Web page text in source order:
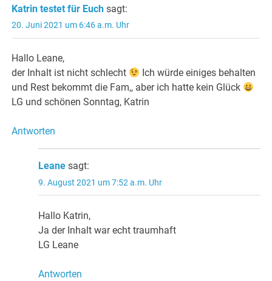
Katrin testet für Euch sagt:
20. Juni 2021 um 6:46 a.m. Uhr
Hallo Leane,
der Inhalt ist nicht schlecht
Ich würde einiges behalten
und Rest bekommt die Fam,, aber ich hatte kein Glück
LG und schönen Sonntag, Katrin
Antworten
Leane sagt:
9. August 2021 um 7:52 a.m. Uhr
Hallo Katrin,
Ja der Inhalt war echt traumhaft
LG Leane
Antworten